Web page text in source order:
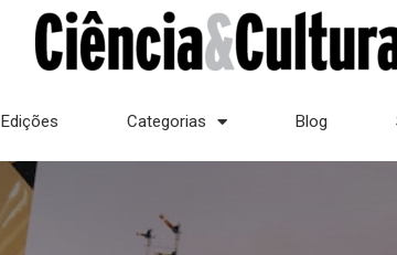
Edições Categorias Blog